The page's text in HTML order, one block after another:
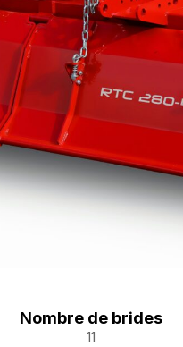
Nombre de brides
11